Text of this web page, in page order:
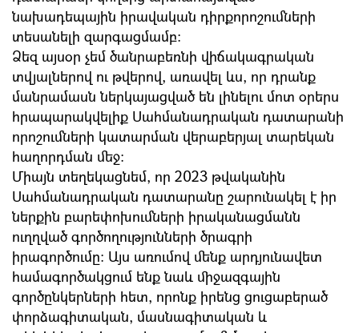
նախադեպային իրավական դիրքորոշումների
տեսանելի զարգացմամբ:
Ձեզ այսօր չեմ ծանրաբեռնի վիճակագրական
տվյալներով ու թվերով, առավել ևս, որ դրանք
մանրամասն ներկայացված են լինելու մոտ օրերս
հրապարակվելիք Սահմանադրական դատարանի
որոշումների կատարման վերաբերյալ տարեկան
հաղորդման մեջ:
Միայն տեղեկացնեմ, որ 2023 թվականին
Սահմանադրական դատարանը շարունակել է իր
ներքին բարեփոխումների իրականացմանն
ուղղված գործողությունների ծրագրի
իրագործումը: Այս առումով մենք արդյունավետ
համագործակցում ենք նաև միջազգային
գործընկերների հետ, որոնք իրենց ցուցաբերած
փորձագիտական, մասնագիտական և